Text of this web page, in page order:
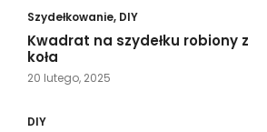
Szydełkowanie, DIY
Kwadrat na szydełku robiony z
koła
20 lutego, 2025
DIY